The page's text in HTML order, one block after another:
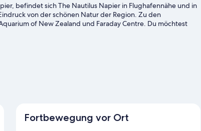
befindet sich The Nautilus Napier in Flughafennähe und in
von der schönen Natur der Region. Zu den
of New Zealand und Faraday Centre. Du möchtest
Events oder einer Sportveranstaltung aufpeppen?
Fortbewegung vor Ort